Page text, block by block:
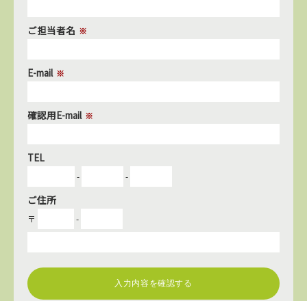
ご担当者名 ※
E-mail ※
確認用E-mail ※
TEL
- -
ご住所
〒 -